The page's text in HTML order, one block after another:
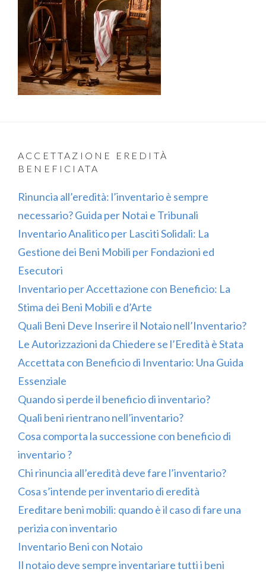
ACCETTAZIONE EREDITÀ
BENEFICIATA
Rinuncia all’eredità: l’inventario è sempre
necessario? Guida per Notai e Tribunali
Inventario Analitico per Lasciti Solidali: La
Gestione dei Beni Mobili per Fondazioni ed
Esecutori
Inventario per Accettazione con Beneficio: La
Stima dei Beni Mobili e d’Arte
Quali Beni Deve Inserire il Notaio nell’Inventario?
Le Autorizzazioni da Chiedere se l’Eredità è Stata
Accettata con Beneficio di Inventario: Una Guida
Essenziale
Quando si perde il beneficio di inventario?
Quali beni rientrano nell’inventario?
Cosa comporta la successione con beneficio di
inventario ?
Chi rinuncia all’eredità deve fare l’inventario?
Cosa s’intende per inventario di eredità
Ereditare beni mobili: quando è il caso di fare una
perizia con inventario
Inventario Beni con Notaio
Il notaio deve sempre inventariare tutti i beni